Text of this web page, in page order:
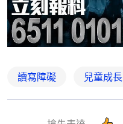
讀寫障礙 兒童成長